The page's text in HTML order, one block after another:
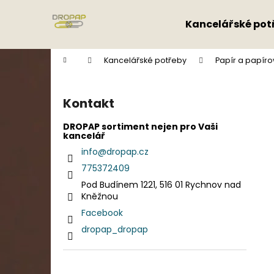
Kancelářské
Domů Kancelářské potřeby Papír a
Kontakt
DROPAP sortiment nejen pro Vaši
kancelář
info@dropap.cz
775372409
Pod Budínem 1221, 516 01 Rychnov nad
Kněžnou
Facebook
dropap_dropap
í
Zpět
do
Zpět
do